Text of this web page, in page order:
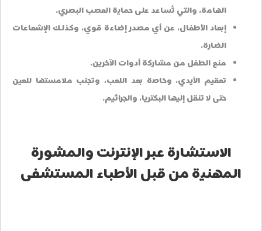
الهامة، والتي تُساعد على حماية العصب البصري.
إبعاد الأطفال، عن أي مصدر إضاءة قوي، وكذلك الإشعاعات
الضارة.
منع الطفل من مشاركة أدوات الآخرين.
تعقيم الأيدي، وخاصة بعد اللعب، وتجنب ملامستها للعين
حتى لا تنقل إليها البكتريا، والجراثيم.
الاستشارة عبر الإنترنت والمشورة
المهنية من قبل الأطباء المستشفى